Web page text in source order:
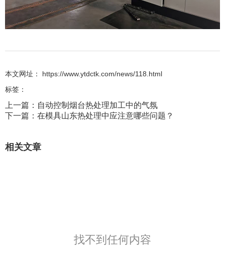
本文网址： https://www.ytdctk.com/news/118.html
标签：
上一篇： 自动控制烟台热处理加工中的气氛
下一篇： 在模具山东热处理中应注意哪些问题？
相关文章
找不到任何内容